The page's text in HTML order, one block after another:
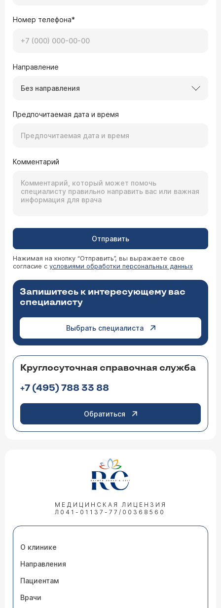
Номер телефона*
Направление
Без направления
Предпочитаемая дата и время
Комментарий
Отправить
Нажимая на кнопку “Отправить”, вы выражаете свое
согласие с условиями обработки персональных данных
Запишитесь к интересующему вас
специалисту
Выбрать специалиста
Круглосуточная справочная служба
+7 (495) 788 33 88
Обратиться
МЕДИЦИНСКАЯ ЛИЦЕНЗИЯ
Л041-01137-77/00368560
О клинике
Направления
Пациентам
Врачи